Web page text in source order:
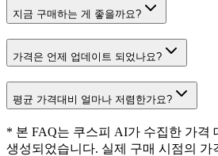
지금 구매하는 게 좋을까요?
가격은 언제 업데이트 되었나요?
평균 가격대비 얼마나 저렴한가요?
* 본 FAQ는 쿠스피 AI가 수집한 가격
생성되었습니다. 실제 구매 시점의 가